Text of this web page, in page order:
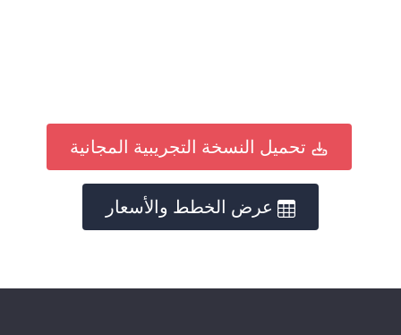
تحميل النسخة التجريبية المجانية
عرض الخطط والأسعار